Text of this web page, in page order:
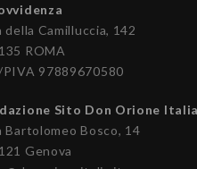
della Camilluccia, 142
ROMA
PIVA 97889670580
Sito Don Orione Italia
Bartolomeo Bosco, 14
Genova